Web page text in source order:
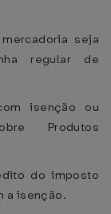
seja
regular de
isenção ou
Produtos
do imposto
a isenção.